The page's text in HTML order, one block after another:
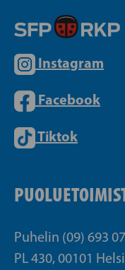
Instagram
Facebook
Tiktok
Puhelin (09) 693
PL 430, 00101